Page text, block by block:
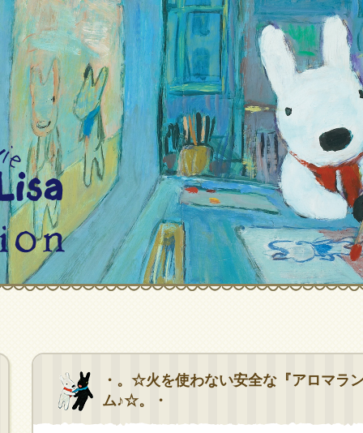
・。☆火を使わない安全な『アロマラ
ム♪☆。・